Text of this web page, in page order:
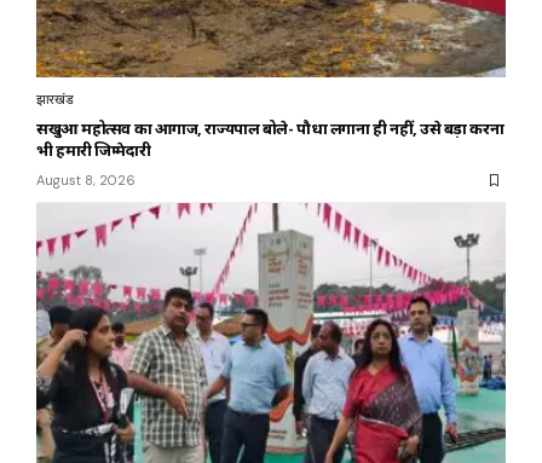
झारखंड
सखुआ महोत्सव का आगाज, राज्यपाल बोले- पौधा लगाना ही नहीं, उसे बड़ा करना
भी हमारी जिम्मेदारी
August 8, 2026